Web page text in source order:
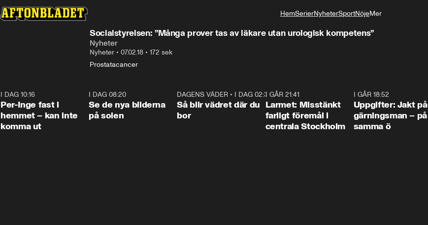
HemSerierNyheterSportNöjeMer
Livsstil
Socialstyrelsen: ”Många prover tas av läkare utan urologisk kompetens”
Nyheter
Nyheter • 07.02.18 • 172 sek
Prostatacancer
I DAG 10:16
Per-Inge fast i
hemmet – kan inte
komma ut
I DAG 08:20
Se de nya bilderna
på solen
1:06
DAGENS VÄDER • I DAG 02:30
Så blir vädret där du
bor
I GÅR 21:41
Larmet: Misstänkt
farligt föremål i
centrala Stockholm
I GÅR 18:52
Uppgifter: Jakt på
gärningsman – på
samma ö